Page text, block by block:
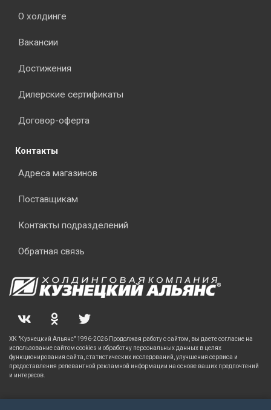
О холдинге
Вакансии
Достижения
Дилерские сертификаты
Договор-оферта
Контакты
Адреса магазинов
Поставщикам
Контакты подразделений
Обратная связь
ХК "Кузнецкий Альянс" 1996-2026 Продолжая работу с сайтом, вы даете согласие на
использование сайтом cookies и обработку персональных данных в целях
функционирования сайта, статистических исследований, улучшения сервиса и
предоставления релевантной рекламной информации на основе ваших предпочтений
и интересов.